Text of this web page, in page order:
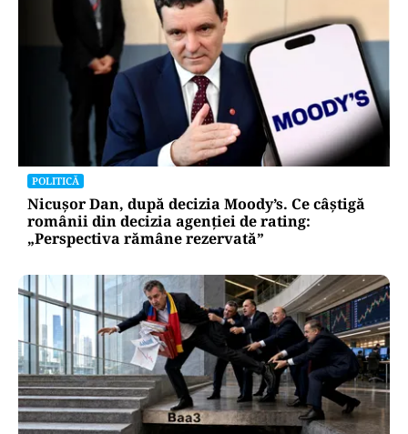
POLITICĂ
Nicușor Dan, după decizia Moody’s. Ce câștigă
românii din decizia agenției de rating:
„Perspectiva rămâne rezervată”